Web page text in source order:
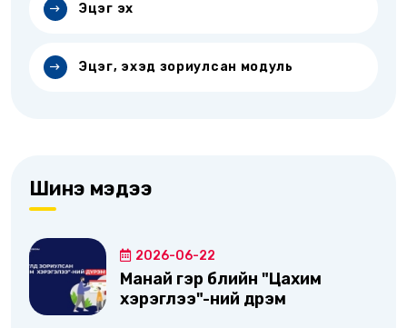
Эцэг эх
Эцэг, эхэд зориулсан модуль
Шинэ мэдээ
2026-06-22
Манай гэр бүлийн "Цахим
хэрэглээ"-ний дүрэм